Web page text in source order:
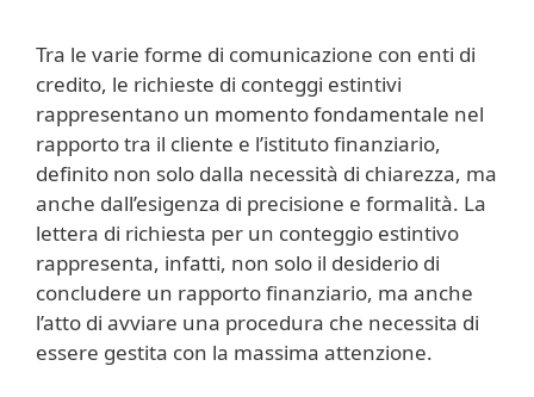
Tra le varie forme di comunicazione con enti di
credito, le richieste di conteggi estintivi
rappresentano un momento fondamentale nel
rapporto tra il cliente e l’istituto finanziario,
definito non solo dalla necessità di chiarezza, ma
anche dall’esigenza di precisione e formalità. La
lettera di richiesta per un conteggio estintivo
rappresenta, infatti, non solo il desiderio di
concludere un rapporto finanziario, ma anche
l’atto di avviare una procedura che necessita di
essere gestita con la massima attenzione.